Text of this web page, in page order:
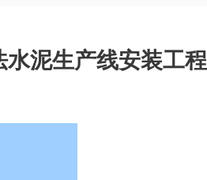
泥生产线安装工程